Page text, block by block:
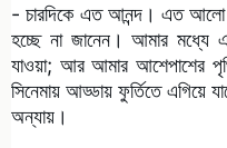
- চারদিকে এত আনন্দ। এত
হচ্ছে না জানেন। আমার
যাওয়া; আর আমার আশেপাশের
সিনেমায় আড্ডায় ফুর্তিতে এগিয়ে
অন্যায়।